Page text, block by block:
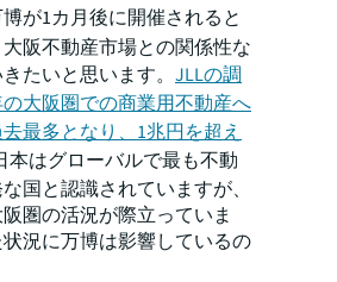
博が1カ月後に開催されると
阪不動産市場との関係性な
たいと思います。 JLLの調
大阪圏での商業用不動産へ
最多となり、1兆円を超え
本はグローバルで最も不動
国と認識されていますが、
圏の活況が際立っていま
況に万博は影響しているの